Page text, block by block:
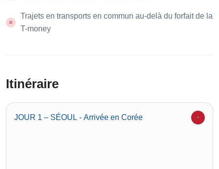
Trajets en transports en commun au-delà du forfait de la
T-money
Itinéraire
JOUR 1 – SÉOUL - Arrivée en Corée